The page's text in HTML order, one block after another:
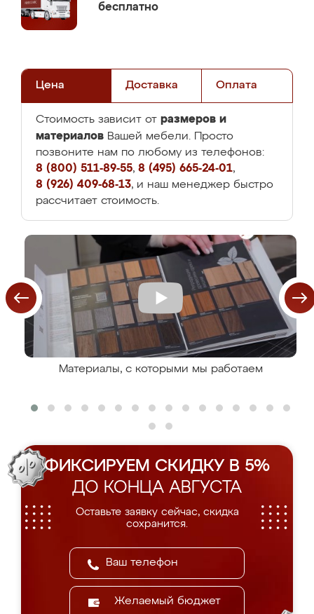
бесплатно
Цена Доставка Оплата
Стоимость зависит от размеров и
материалов Вашей мебели. Просто
позвоните нам по любому из телефонов:
8 (800) 511-89-55, 8 (495) 665-24-01,
8 (926) 409-68-13, и наш менеджер быстро
рассчитает стоимость.
Материалы, с которыми мы работаем
ФИКСИРУЕМ СКИДКУ В 5%
ДО КОНЦА АВГУСТА
Оставьте заявку сейчас, скидка
сохранится.
Желаемый бюджет